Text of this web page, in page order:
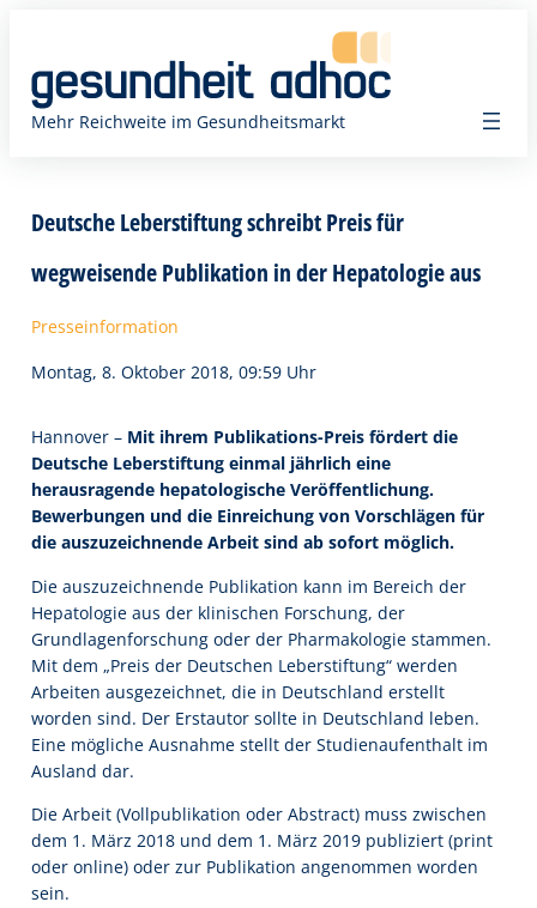
springen
Mehr Reichweite im Gesundheitsmarkt
Deutsche Leberstiftung schreibt Preis für
wegweisende Publikation in der Hepatologie aus
Presseinformation
Montag, 8. Oktober 2018, 09:59 Uhr
Hannover – Mit ihrem Publikations-Preis fördert die
Deutsche Leberstiftung einmal jährlich eine
herausragende hepatologische Veröffentlichung.
Bewerbungen und die Einreichung von Vorschlägen für
die auszuzeichnende Arbeit sind ab sofort möglich.
Die auszuzeichnende Publikation kann im Bereich der
Hepatologie aus der klinischen Forschung, der
Grundlagenforschung oder der Pharmakologie stammen.
Mit dem „Preis der Deutschen Leberstiftung“ werden
Arbeiten ausgezeichnet, die in Deutschland erstellt
worden sind. Der Erstautor sollte in Deutschland leben.
Eine mögliche Ausnahme stellt der Studienaufenthalt im
Ausland dar.
Die Arbeit (Vollpublikation oder Abstract) muss zwischen
dem 1. März 2018 und dem 1. März 2019 publiziert (print
oder online) oder zur Publikation angenommen worden
sein.